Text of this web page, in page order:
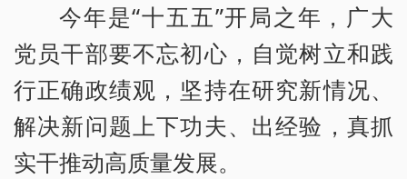
今年是“十五五”开局之年，广大
党员干部要不忘初心，自觉树立和践
行正确政绩观，坚持在研究新情况、
解决新问题上下功夫、出经验，真抓
实干推动高质量发展。